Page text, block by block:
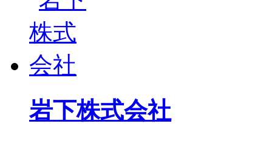
岩下株式会社